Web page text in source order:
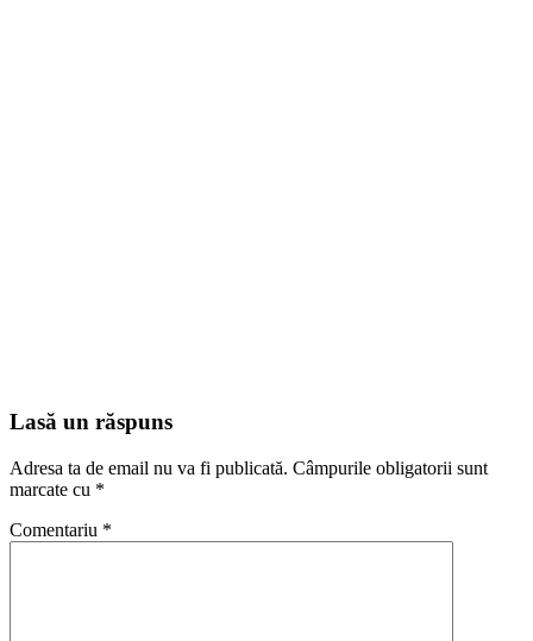
Lasă un răspuns
Adresa ta de email nu va fi publicată. Câmpurile obligatorii sunt
marcate cu *
Comentariu *